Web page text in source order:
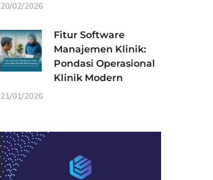
20/02/2026
Fitur Software
Manajemen Klinik:
Pondasi Operasional
Klinik Modern
21/01/2026